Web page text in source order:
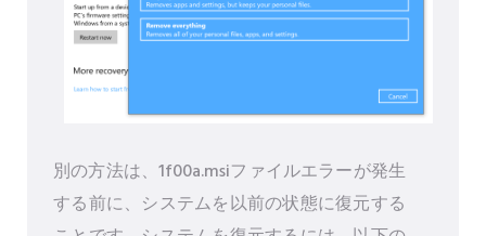
別の方法は、1f00a.msiファイルエラーが発生
する前に、システムを以前の状態に復元する